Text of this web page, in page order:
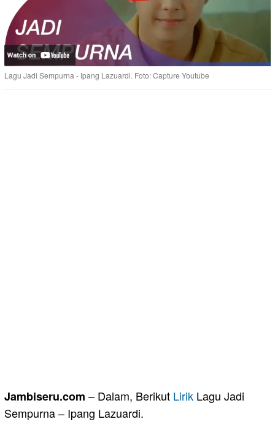
Lagu Jadi Sempurna - Ipang Lazuardi. Foto: Capture Youtube
Jambiseru.com – Dalam, Berikut Lirik Lagu Jadi
Sempurna – Ipang Lazuardi.